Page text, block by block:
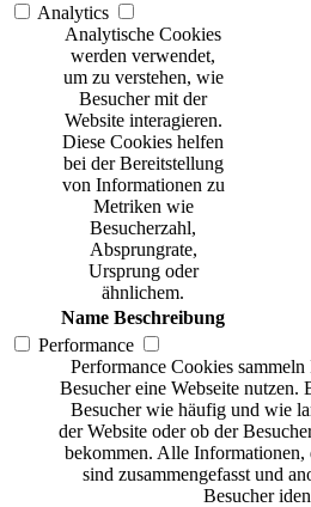
Analytics
Analytische Cookies
werden verwendet,
um zu verstehen, wie
Besucher mit der
Website interagieren.
Diese Cookies helfen
bei der Bereitstellung
von Informationen zu
Metriken wie
Besucherzahl,
Absprungrate,
Ursprung oder
ähnlichem.
Name Beschreibung
Performance
Performance Cookies
Besucher eine Webseite nutzen.
Besucher wie häufig und wie
der Website oder ob der
bekommen. Alle Informationen,
sind zusammengefasst und
Besucher